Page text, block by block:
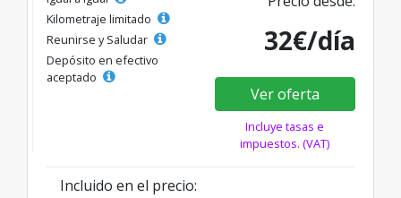
Kilometraje limitado
Reunirse y Saludar
Depósito en efectivo
aceptado
32€/día
Ver oferta
Incluye tasas e
impuestos. (VAT)
Incluido en el precio: